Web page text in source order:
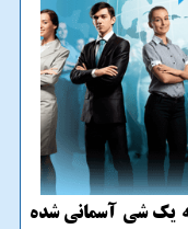
یك شی آسمانی شده